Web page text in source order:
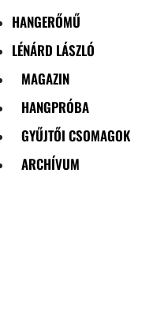
HANGERŐMŰ
LÉNÁRD LÁSZLÓ
MAGAZIN
HANGPRÓBA
GYŰJTŐI CSOMAGOK
ARCHÍVUM